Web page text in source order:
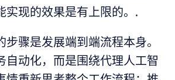
实现的效果是有上限的。.
骤是发展端到端流程本身。
自动化，而是围绕代理人工智